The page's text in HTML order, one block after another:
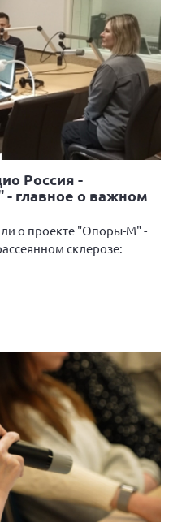
Россия -
главное о важном
о проекте "Опоры-М" -
склерозе: